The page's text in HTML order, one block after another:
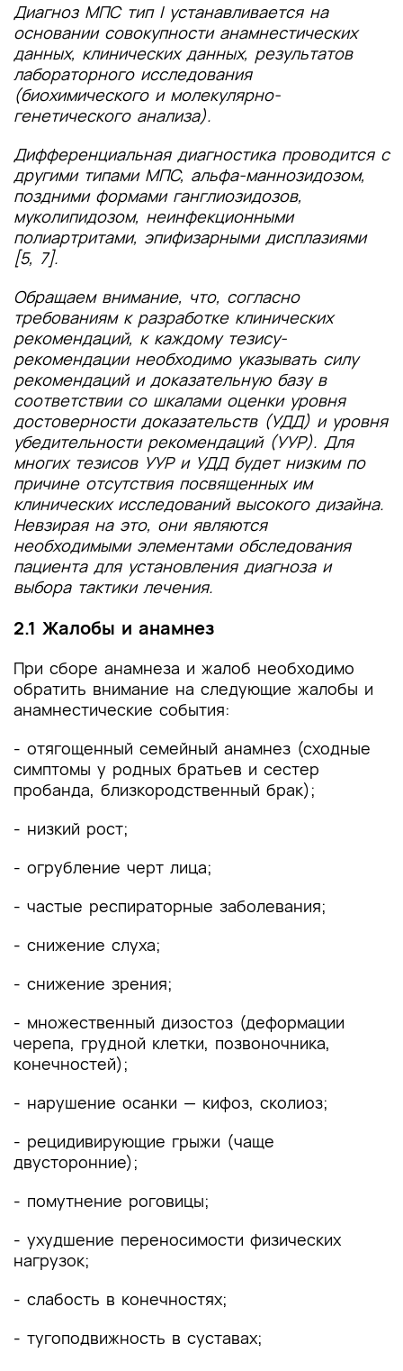
Диагноз МПС тип I устанавливается на
основании совокупности анамнестических
данных, клинических данных, результатов
лабораторного исследования
(биохимического и молекулярно-
генетического анализа).
Дифференциальная диагностика проводится с
другими типами МПС, альфа-маннозидозом,
поздними формами ганглиозидозов,
муколипидозом, неинфекционными
полиартритами, эпифизарными дисплазиями
[5, 7].
Обращаем внимание, что, согласно
требованиям к разработке клинических
рекомендаций, к каждому тезису-
рекомендации необходимо указывать силу
рекомендаций и доказательную базу в
соответствии со шкалами оценки уровня
достоверности доказательств (УДД) и уровня
убедительности рекомендаций (УУР). Для
многих тезисов УУР и УДД будет низким по
причине отсутствия посвященных им
клинических исследований высокого дизайна.
Невзирая на это, они являются
необходимыми элементами обследования
пациента для установления диагноза и
выбора тактики лечения.
2.1 Жалобы и анамнез
При сборе анамнеза и жалоб необходимо
обратить внимание на следующие жалобы и
анамнестические события:
- отягощенный семейный анамнез (сходные
симптомы у родных братьев и сестер
пробанда, близкородственный брак);
- низкий рост;
- огрубление черт лица;
- частые респираторные заболевания;
- снижение слуха;
- снижение зрения;
- множественный дизостоз (деформации
черепа, грудной клетки, позвоночника,
конечностей);
- нарушение осанки — кифоз, сколиоз;
- рецидивирующие грыжи (чаще
двусторонние);
- помутнение роговицы;
- ухудшение переносимости физических
нагрузок;
- слабость в конечностях;
- тугоподвижность в суставах;